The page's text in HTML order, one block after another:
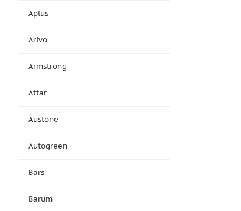
Aplus
Arivo
Armstrong
Attar
Austone
Autogreen
Bars
Barum